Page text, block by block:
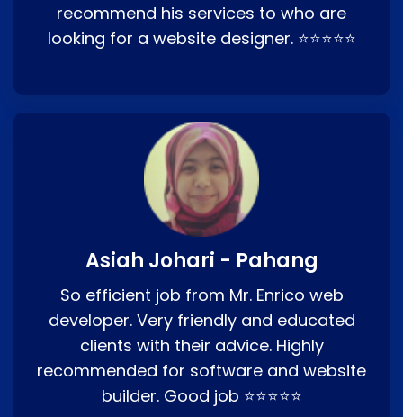
recommend his services to who are
looking for a website designer. ⭐⭐⭐⭐⭐
Asiah Johari - Pahang
So efficient job from Mr. Enrico web
developer. Very friendly and educated
clients with their advice. Highly
recommended for software and website
builder. Good job ⭐⭐⭐⭐⭐